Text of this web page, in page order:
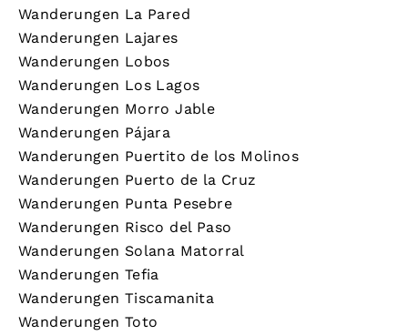
Wanderungen La Pared
Wanderungen Lajares
Wanderungen Lobos
Wanderungen Los Lagos
Wanderungen Morro Jable
Wanderungen Pájara
Wanderungen Puertito de los Molinos
Wanderungen Puerto de la Cruz
Wanderungen Punta Pesebre
Wanderungen Risco del Paso
Wanderungen Solana Matorral
Wanderungen Tefia
Wanderungen Tiscamanita
Wanderungen Toto